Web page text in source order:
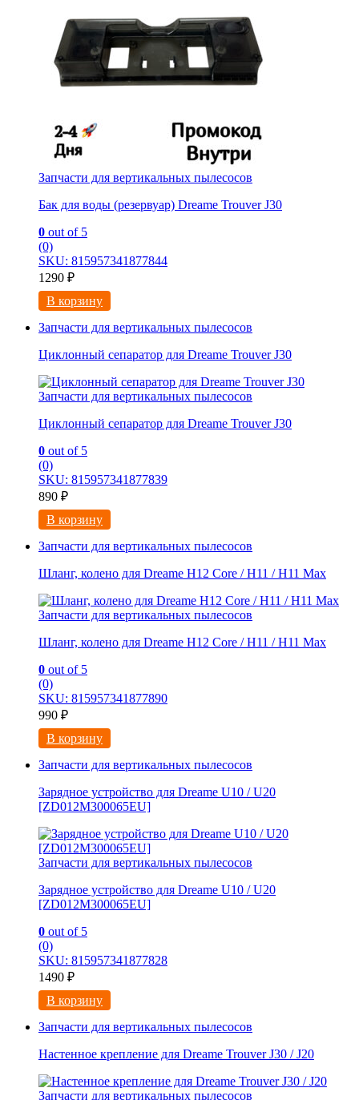
Запчасти для вертикальных пылесосов
Бак для воды (резервуар) Dreame Trouver J30
0 out of 5
(0)
SKU: 815957341877844
1290 ₽
В корзину
Запчасти для вертикальных пылесосов
Циклонный сепаратор для Dreame Trouver J30
Запчасти для вертикальных пылесосов
Циклонный сепаратор для Dreame Trouver J30
0 out of 5
(0)
SKU: 815957341877839
890 ₽
В корзину
Запчасти для вертикальных пылесосов
Шланг, колено для Dreame H12 Core / H11 / H11 Max
Запчасти для вертикальных пылесосов
Шланг, колено для Dreame H12 Core / H11 / H11 Max
0 out of 5
(0)
SKU: 815957341877890
990 ₽
В корзину
Запчасти для вертикальных пылесосов
Зарядное устройство для Dreame U10 / U20
[ZD012M300065EU]
Запчасти для вертикальных пылесосов
Зарядное устройство для Dreame U10 / U20
[ZD012M300065EU]
0 out of 5
(0)
SKU: 815957341877828
1490 ₽
В корзину
Запчасти для вертикальных пылесосов
Настенное крепление для Dreame Trouver J30 / J20
Запчасти для вертикальных пылесосов